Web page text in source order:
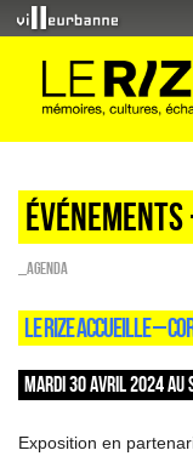
Événements
_Agenda
LE RIZE ACCUEILLE –
MARDI 30 AVRIL 2024 AU
Exposition en